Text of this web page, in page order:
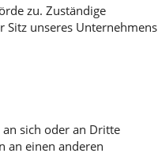
zu. Zuständige
Sitz unseres Unternehmens
sich oder an Dritte
an einen anderen